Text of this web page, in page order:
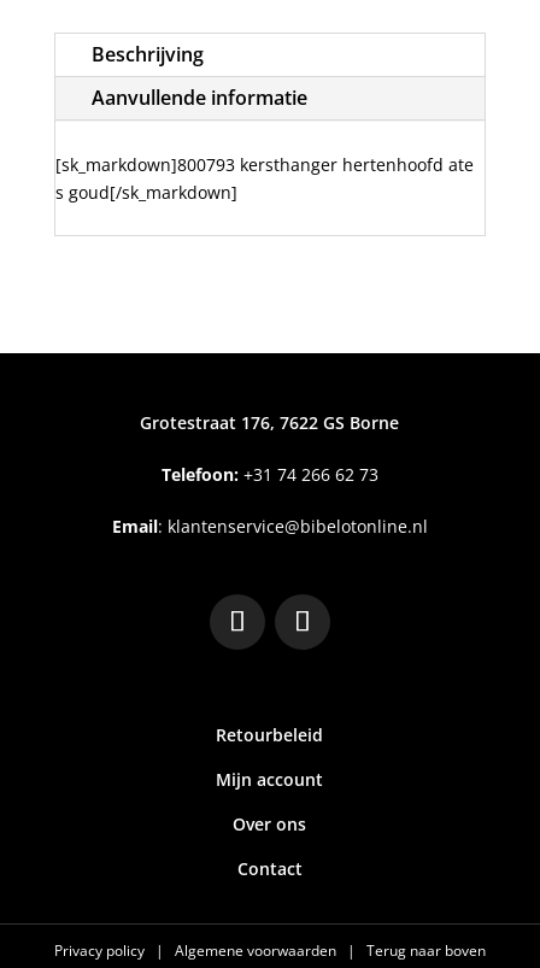
goud
aantal
Beschrijving
Aanvullende informatie
[sk_markdown]800793 kersthanger hertenhoofd ate
s goud[/sk_markdown]
Grotestraat 176, 7622 GS Borne
Telefoon:+31 74 266 62 73
Email: klantenservice@bibelotonline.nl
Retourbeleid
Mijn account
Over ons
Contact
Privacy policy | Algemene voorwaarden | Terug naar boven